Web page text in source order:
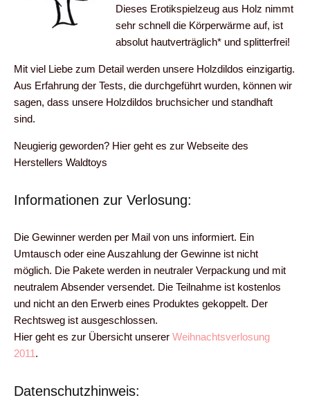
Dieses Erotikspielzeug aus Holz nimmt
sehr schnell die Körperwärme auf, ist
absolut hautverträglich* und splitterfrei!
Mit viel Liebe zum Detail werden unsere Holzdildos einzigartig.
Aus Erfahrung der Tests, die durchgeführt wurden, können wir
sagen, dass unsere Holzdildos bruchsicher und standhaft
sind.
Neugierig geworden? Hier geht es zur Webseite des
Herstellers Waldtoys
Informationen zur Verlosung:
Die Gewinner werden per Mail von uns informiert. Ein
Umtausch oder eine Auszahlung der Gewinne ist nicht
möglich. Die Pakete werden in neutraler Verpackung und mit
neutralem Absender versendet. Die Teilnahme ist kostenlos
und nicht an den Erwerb eines Produktes gekoppelt. Der
Rechtsweg ist ausgeschlossen.
Hier geht es zur Übersicht unserer Weihnachtsverlosung
2011 .
Datenschutzhinweis: